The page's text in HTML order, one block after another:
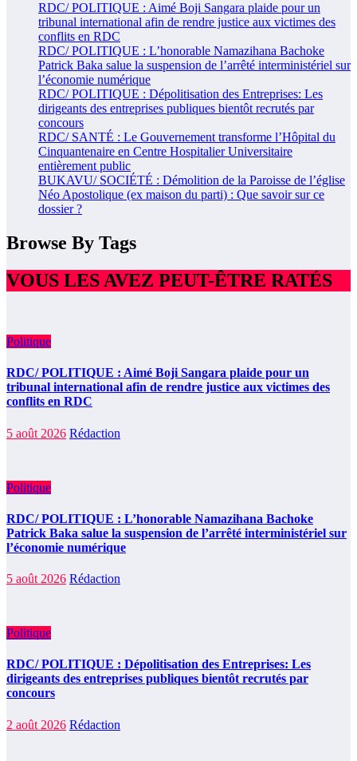
RDC/ POLITIQUE : Aimé Boji Sangara plaide pour un
tribunal international afin de rendre justice aux victimes des
conflits en RDC
RDC/ POLITIQUE : L’honorable Namazihana Bachoke
Patrick Baka salue la suspension de l’arrêté interministériel sur
l’économie numérique
RDC/ POLITIQUE : Dépolitisation des Entreprises: Les
dirigeants des entreprises publiques bientôt recrutés par
concours
RDC/ SANTÉ : Le Gouvernement transforme l’Hôpital du
Cinquantenaire en Centre Hospitalier Universitaire
entièrement public
BUKAVU/ SOCIÉTÉ : Démolition de la Paroisse de l’église
Néo Apostolique (ex maison du parti) : Que savoir sur ce
dossier ?
Browse By Tags
VOUS LES AVEZ PEUT-ÊTRE RATÉS
Politique
RDC/ POLITIQUE : Aimé Boji Sangara plaide pour un
tribunal international afin de rendre justice aux victimes des
conflits en RDC
5 août 2026 Rédaction
Politique
RDC/ POLITIQUE : L’honorable Namazihana Bachoke
Patrick Baka salue la suspension de l’arrêté interministériel sur
l’économie numérique
5 août 2026 Rédaction
Politique
RDC/ POLITIQUE : Dépolitisation des Entreprises: Les
dirigeants des entreprises publiques bientôt recrutés par
concours
2 août 2026 Rédaction